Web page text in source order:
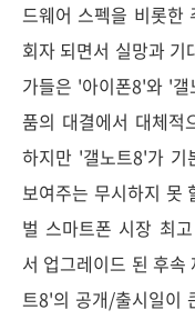
드웨어 스펙을 비롯한
회자 되면서 실망과 기
가들은 '아이폰8'와 '
품의 대결에서 대체적
하지만 '갤노트8'가 기
보여주는 무시하지 못
벌 스마트폰 시장 최
서 업그레이드 된 후속
트8'의 공개/출시일이